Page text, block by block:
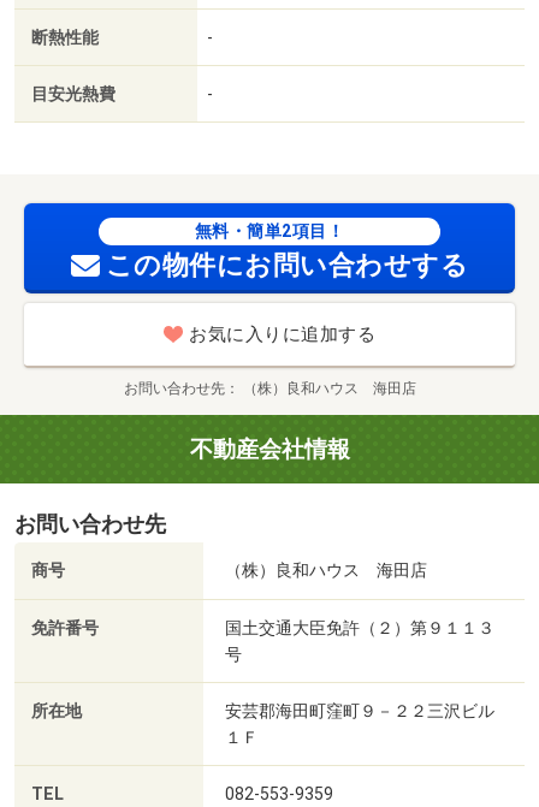
断熱性能 -
目安光熱費 -
無料・簡単2項目！
この物件にお問い合わせする
お気に入りに追加する
お問い合わせ先 （株）良和ハウス 海田店
不動産会社情報
お問い合わせ先
商号 （株）良和ハウス 海田店
免許番号
国土交通大臣免許（２）第９１１３
号
所在地
安芸郡海田町窪町９－２２三沢ビル
１Ｆ
TEL 082-553-9359